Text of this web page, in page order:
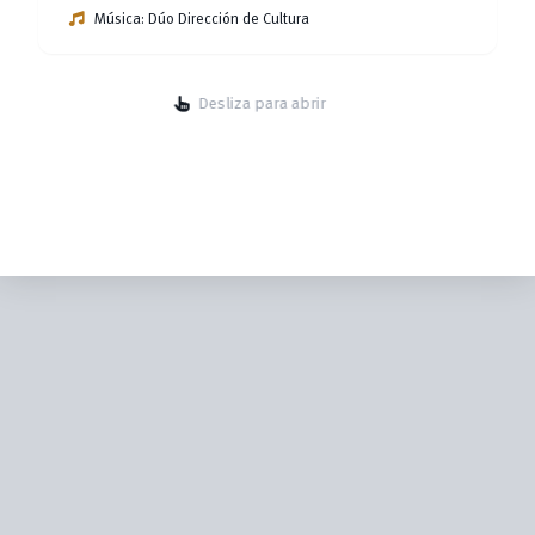
Música: Dúo Dirección de Cultura
Desliza para abrir